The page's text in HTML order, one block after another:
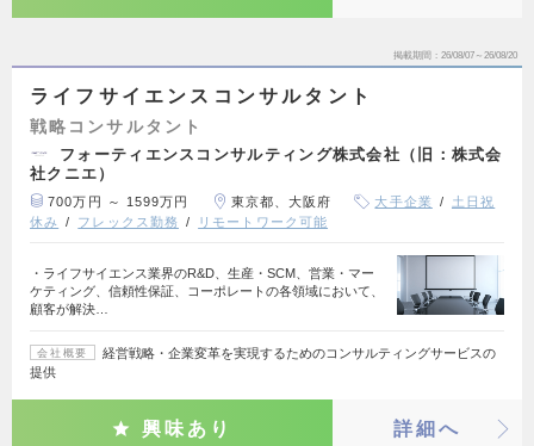
掲載期間 26/08/07～26/08/20
ライフサイエンスコンサルタント
戦略コンサルタント
フォーティエンスコンサルティング株式会社（旧：株式会
社クニエ）
700万円 ～ 1599万円 東京都、大阪府 大手企業
土日祝
休み
フレックス勤務 リモートワーク可能
・ライフサイエンス業界のR&D、生産・SCM、営業・マー
ケティング、信頼性保証、コーポレートの各領域において、
顧客が解決…
会社概要
経営戦略・企業変革を実現するためのコンサルティングサービスの
提供
興味あり 詳細へ